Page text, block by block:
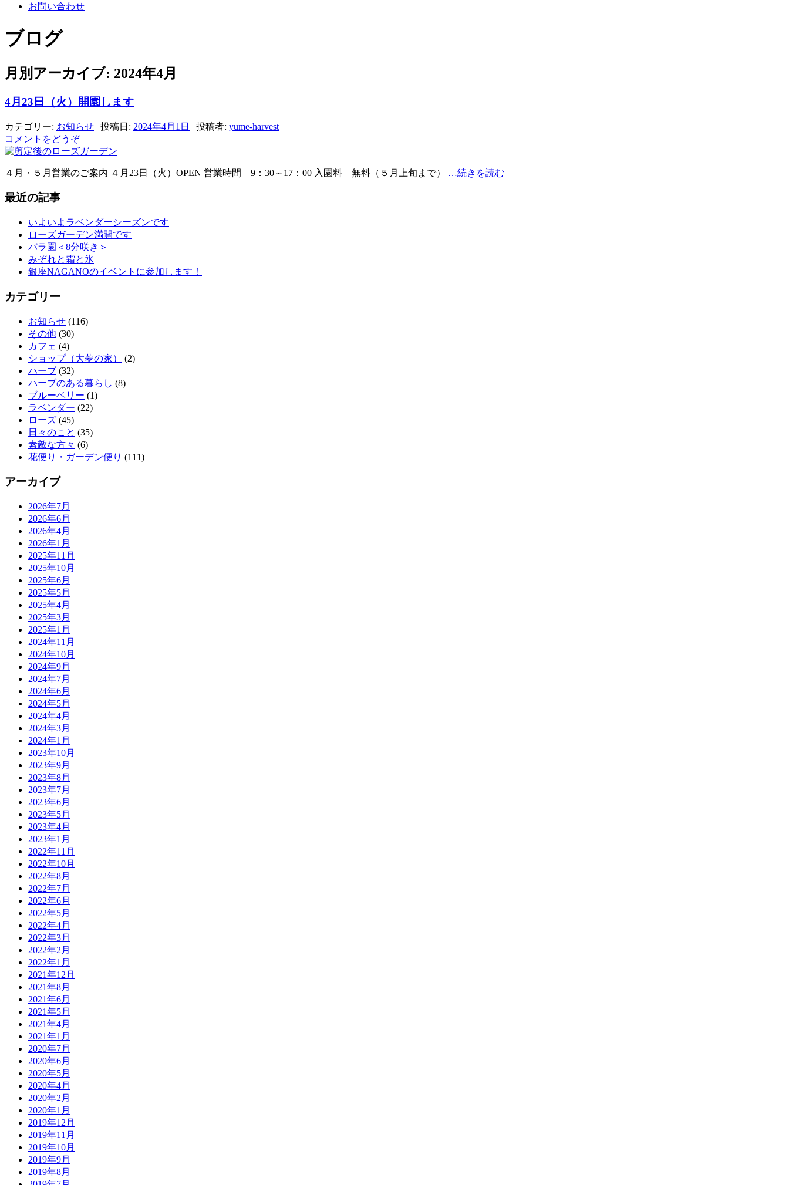
お問い合わせ
ブログ
月別アーカイブ: 2024年4月
4月23日（火）開園します
カテゴリー: お知らせ | 投稿日: 2024年4月1日 | 投稿者: yume-harvest
コメントをどうぞ
４月・５月営業のご案内 ４月23日（火）OPEN 営業時間 9：30～17：00 入園料 無料（５月上旬まで） …続きを読む
最近の記事
いよいよラベンダーシーズンです
ローズガーデン満開です
バラ園＜8分咲き＞
みぞれと霜と氷
銀座NAGANOのイベントに参加します！
カテゴリー
お知らせ (116)
その他 (30)
カフェ (4)
ショップ（大夢の家）
(2)
ハーブ (32)
ハーブのある暮らし (8)
ブルーベリー (1)
ラベンダー (22)
ローズ (45)
日々のこと (35)
素敵な方々 (6)
花便り・ガーデン便り (111)
アーカイブ
2026年7月
2026年6月
2026年4月
2026年1月
2025年11月
2025年10月
2025年6月
2025年5月
2025年4月
2025年3月
2025年1月
2024年11月
2024年10月
2024年9月
2024年7月
2024年6月
2024年5月
2024年4月
2024年3月
2024年1月
2023年10月
2023年9月
2023年8月
2023年7月
2023年6月
2023年5月
2023年4月
2023年1月
2022年11月
2022年10月
2022年8月
2022年7月
2022年6月
2022年5月
2022年4月
2022年3月
2022年2月
2022年1月
2021年12月
2021年8月
2021年6月
2021年5月
2021年4月
2021年1月
2020年7月
2020年6月
2020年5月
2020年4月
2020年2月
2020年1月
2019年12月
2019年11月
2019年10月
2019年9月
2019年8月